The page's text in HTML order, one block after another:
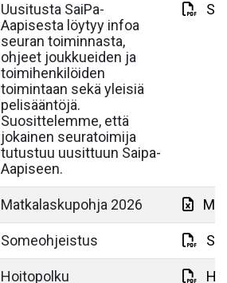
Uusitusta SaiPa-
Aapisesta löytyy infoa
seuran toiminnasta,
ohjeet joukkueiden ja
toimihenkilöiden
toimintaan sekä yleisiä
pelisääntöjä.
Suosittelemme, että
jokainen seuratoimija
tutustuu uusittuun Saipa-
Aapiseen.
Matkalaskupohja 2026
Someohjeistus
Hoitopolku